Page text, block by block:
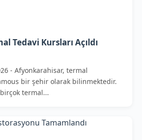
Tedavi Kursları Açıldı
- Afyonkarahisar, termal
bir şehir olarak bilinmektedir.
termal...